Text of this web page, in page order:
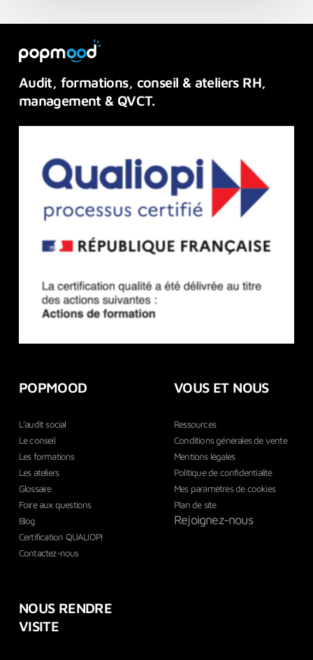
Audit, formations, conseil & ateliers RH,
management & QVCT.
POPMOOD
L’audit social
Le conseil
Les formations
Les ateliers
Glossaire
Foire aux questions
Blog
Certification QUALIOPI
Contactez-nous
VOUS ET NOUS
Ressources
Conditions générales de vente
Mentions légales
Politique de confidentialité
Mes paramètres de cookies
Plan de site
Rejoignez-nous
NOUS RENDRE
VISITE